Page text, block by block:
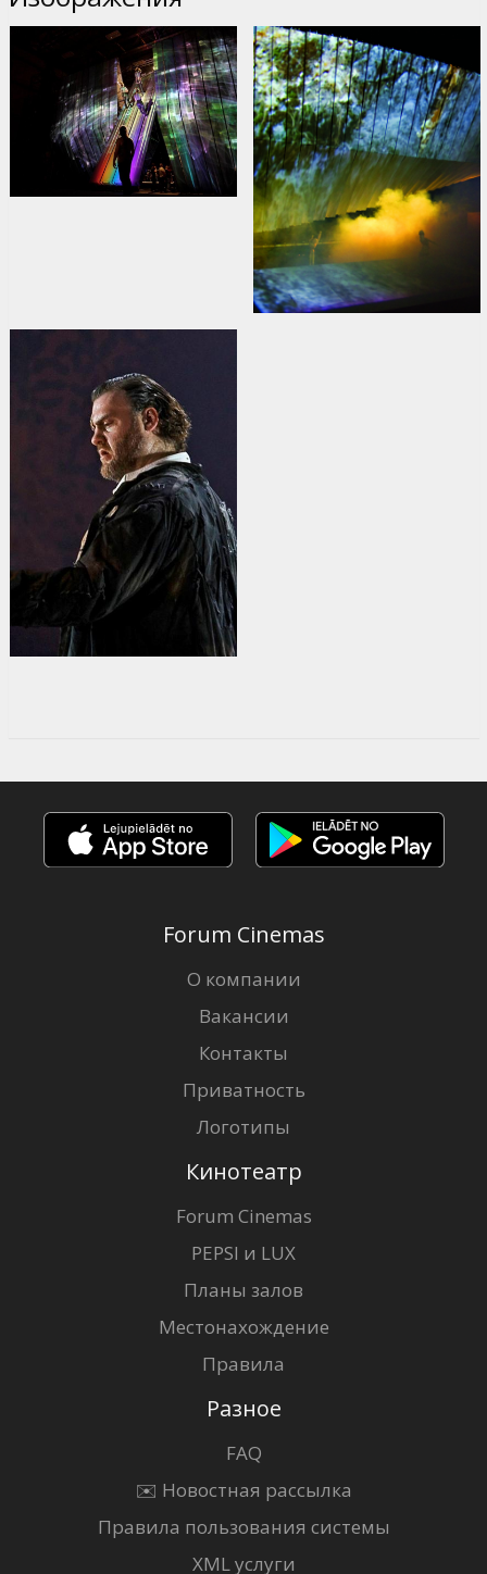
Forum Cinemas
О компании
Вакансии
Контакты
Приватность
Логотипы
Кинотеатр
Forum Cinemas
PEPSI и LUX
Планы залов
Местонахождение
Правила
Разное
FAQ
✉️ Новостная рассылка
Правила пользования системы
XML услуги